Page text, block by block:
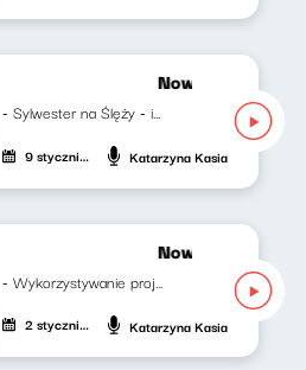
Nowy świt
- Sylwester na Ślęży - impreza na tysiąc...
9 stycznia 2025 Katarzyna Kasia
Nowy świt
2 stycznia 2025 Katarzyna Kasia